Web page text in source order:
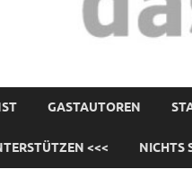
GASTAUTOREN
<<< NICHTS